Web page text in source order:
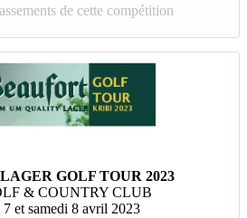
de cette compétition
GOLF TOUR 2023
& COUNTRY CLUB
et samedi 8 avril 2023